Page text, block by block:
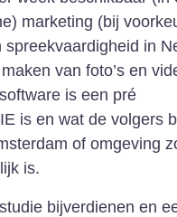
marketing (bij
spreekvaardigheid in
van foto’s en
is een pré
is en wat de volgers
of omgeving
is.
bijverdienen en